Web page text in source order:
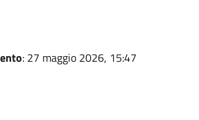
: 27 maggio 2026, 15:47